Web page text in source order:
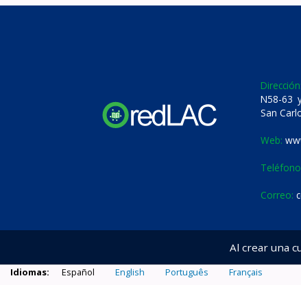
Dirección:
N58-63
San
Web:
Correo:
Al crear una
Idiomas: Español English Português Français